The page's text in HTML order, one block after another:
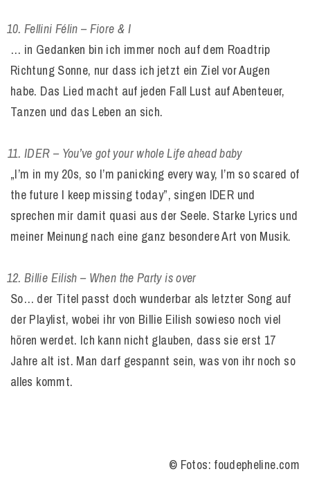
Fellini Félin – Fiore & I
… in Gedanken bin ich immer noch auf dem Roadtrip
Richtung Sonne, nur dass ich jetzt ein Ziel vor Augen
habe. Das Lied macht auf jeden Fall Lust auf Abenteuer,
Tanzen und das Leben an sich.
IDER – You’ve got your whole Life ahead baby
„I’m in my 20s, so I’m panicking every way, I’m so scared of
the future I keep missing today”, singen IDER und
sprechen mir damit quasi aus der Seele. Starke Lyrics und
meiner Meinung nach eine ganz besondere Art von Musik.
Billie Eilish – When the Party is over
So… der Titel passt doch wunderbar als letzter Song auf
der Playlist, wobei ihr von Billie Eilish sowieso noch viel
hören werdet. Ich kann nicht glauben, dass sie erst 17
Jahre alt ist. Man darf gespannt sein, was von ihr noch so
alles kommt.
© Fotos: foudepheline.com